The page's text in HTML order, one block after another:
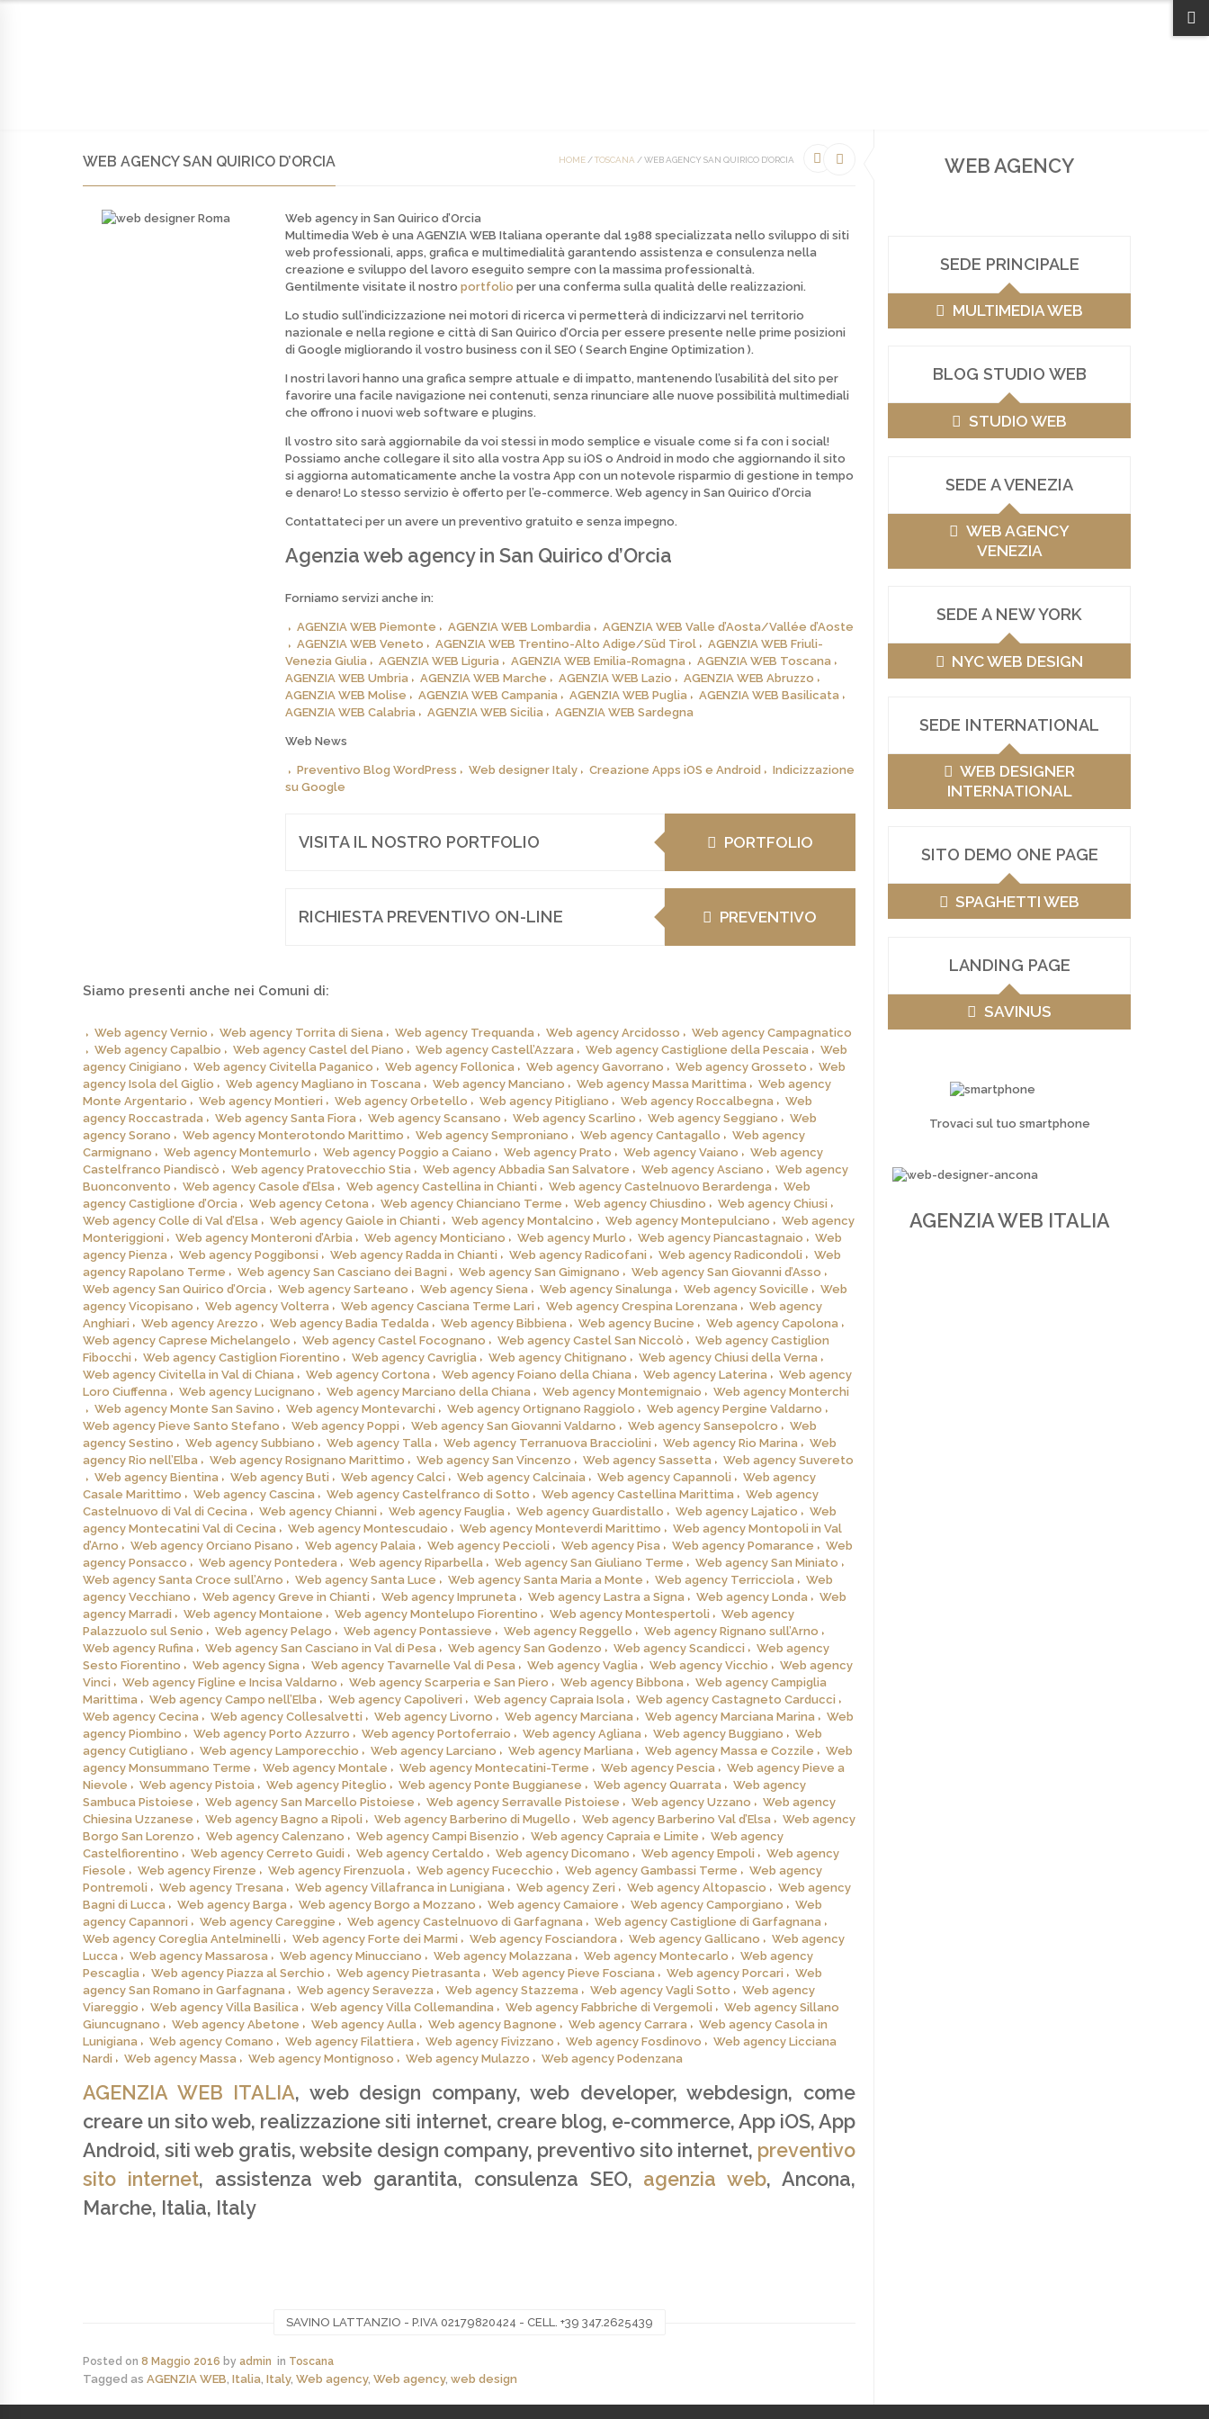
WEB AGENCY
SEDE PRINCIPALE
MULTIMEDIA WEB
BLOG STUDIO WEB
STUDIO WEB
SEDE A VENEZIA
WEB AGENCY
VENEZIA
SEDE A NEW YORK
NYC WEB DESIGN
SEDE INTERNATIONAL
WEB DESIGNER
INTERNATIONAL
SITO DEMO ONE PAGE
SPAGHETTI WEB
LANDING PAGE
SAVINUS
Trovaci sul tuo smartphone
AGENZIA WEB ITALIA
HOME /TOSCANA /WEB AGENCY SAN QUIRICO D’ORCIA
WEB AGENCY SAN QUIRICO D’ORCIA
Web agency in San Quirico d’Orcia
Multimedia Web è una AGENZIA WEB Italiana operante dal 1988 specializzata nello sviluppo di siti
web professionali, apps, grafica e multimedialità garantendo assistenza e consulenza nella
creazione e sviluppo del lavoro eseguito sempre con la massima professionaltà.
Gentilmente visitate il nostro portfolio per una conferma sulla qualità delle realizzazioni.
Lo studio sull’indicizzazione nei motori di ricerca vi permetterà di indicizzarvi nel territorio
nazionale e nella regione e città di San Quirico d’Orcia per essere presente nelle prime posizioni
di Google migliorando il vostro business con il SEO ( Search Engine Optimization ).
I nostri lavori hanno una grafica sempre attuale e di impatto, mantenendo l’usabilità del sito per
favorire una facile navigazione nei contenuti, senza rinunciare alle nuove possibilità multimediali
che offrono i nuovi web software e plugins.
Il vostro sito sarà aggiornabile da voi stessi in modo semplice e visuale come si fa con i social!
Possiamo anche collegare il sito alla vostra App su iOS o Android in modo che aggiornando il sito
si aggiorna automaticamente anche la vostra App con un notevole risparmio di gestione in tempo
e denaro! Lo stesso servizio è offerto per l’e-commerce. Web agency in San Quirico d’Orcia
Contattateci per un avere un preventivo gratuito e senza impegno.
Agenzia web agency in San Quirico d’Orcia
Forniamo servizi anche in:
AGENZIA WEB Piemonte AGENZIA WEB Lombardia
AGENZIA WEB Valle d’Aosta/Vallée d’Aoste
AGENZIA WEB Veneto
AGENZIA WEB Trentino-Alto Adige/Süd Tirol
AGENZIA WEB Friuli-
Venezia Giulia
AGENZIA WEB Liguria AGENZIA WEB Emilia-Romagna
AGENZIA WEB Toscana
AGENZIA WEB Umbria
AGENZIA WEB Marche AGENZIA WEB Lazio
AGENZIA WEB Abruzzo
AGENZIA WEB Molise
AGENZIA WEB Campania AGENZIA WEB Puglia
AGENZIA WEB Basilicata
AGENZIA WEB Calabria
AGENZIA WEB Sicilia AGENZIA WEB Sardegna
Web News
Preventivo Blog WordPress Web designer Italy Creazione Apps iOS e Android
Indicizzazione
su Google
VISITA IL NOSTRO PORTFOLIO PORTFOLIO
RICHIESTA PREVENTIVO ON-LINE PREVENTIVO
Siamo presenti anche nei Comuni di:
Web agency Vernio Web agency Torrita di Siena Web agency Trequanda Web agency Arcidosso
Web agency Campagnatico
Web agency Capalbio
Web agency Castel del Piano Web agency Castell’Azzara Web agency Castiglione della Pescaia
Web
agency Cinigiano
Web agency Civitella Paganico Web agency Follonica Web agency Gavorrano Web agency Grosseto
Web
agency Isola del Giglio
Web agency Magliano in Toscana Web agency Manciano Web agency Massa Marittima
Web agency
Monte Argentario
Web agency Montieri Web agency Orbetello Web agency Pitigliano Web agency Roccalbegna
Web
agency Roccastrada
Web agency Santa Fiora Web agency Scansano Web agency Scarlino Web agency Seggiano
Web
agency Sorano
Web agency Monterotondo Marittimo Web agency Semproniano Web agency Cantagallo
Web agency
Carmignano
Web agency Montemurlo Web agency Poggio a Caiano Web agency Prato Web agency Vaiano
Web agency
Castelfranco Piandiscò
Web agency Pratovecchio Stia Web agency Abbadia San Salvatore Web agency Asciano
Web agency
Buonconvento
Web agency Casole d’Elsa Web agency Castellina in Chianti Web agency Castelnuovo Berardenga
Web
agency Castiglione d’Orcia
Web agency Cetona Web agency Chianciano Terme Web agency Chiusdino
Web agency Chiusi
Web agency Colle di Val d’Elsa
Web agency Gaiole in Chianti Web agency Montalcino Web agency Montepulciano
Web agency
Monteriggioni
Web agency Monteroni d’Arbia Web agency Monticiano Web agency Murlo Web agency Piancastagnaio
Web
agency Pienza
Web agency Poggibonsi Web agency Radda in Chianti Web agency Radicofani Web agency Radicondoli
Web
agency Rapolano Terme
Web agency San Casciano dei Bagni Web agency San Gimignano
Web agency San Giovanni d’Asso
Web agency San Quirico d’Orcia
Web agency Sarteano Web agency Siena Web agency Sinalunga Web agency Sovicille
Web
agency Vicopisano
Web agency Volterra Web agency Casciana Terme Lari Web agency Crespina Lorenzana
Web agency
Anghiari
Web agency Arezzo Web agency Badia Tedalda Web agency Bibbiena Web agency Bucine
Web agency Capolona
Web agency Caprese Michelangelo
Web agency Castel Focognano Web agency Castel San Niccolò
Web agency Castiglion
Fibocchi
Web agency Castiglion Fiorentino Web agency Cavriglia Web agency Chitignano
Web agency Chiusi della Verna
Web agency Civitella in Val di Chiana
Web agency Cortona Web agency Foiano della Chiana Web agency Laterina
Web agency
Loro Ciuffenna
Web agency Lucignano Web agency Marciano della Chiana Web agency Montemignaio
Web agency Monterchi
Web agency Monte San Savino
Web agency Montevarchi Web agency Ortignano Raggiolo
Web agency Pergine Valdarno
Web agency Pieve Santo Stefano
Web agency Poppi Web agency San Giovanni Valdarno Web agency Sansepolcro
Web
agency Sestino
Web agency Subbiano Web agency Talla Web agency Terranuova Bracciolini Web agency Rio Marina
Web
agency Rio nell’Elba
Web agency Rosignano Marittimo Web agency San Vincenzo Web agency Sassetta
Web agency Suvereto
Web agency Bientina
Web agency Buti Web agency Calci Web agency Calcinaia Web agency Capannoli
Web agency
Casale Marittimo
Web agency Cascina Web agency Castelfranco di Sotto Web agency Castellina Marittima
Web agency
Castelnuovo di Val di Cecina
Web agency Chianni Web agency Fauglia Web agency Guardistallo Web agency Lajatico
Web
agency Montecatini Val di Cecina
Web agency Montescudaio Web agency Monteverdi Marittimo
Web agency Montopoli in Val
d’Arno
Web agency Orciano Pisano Web agency Palaia Web agency Peccioli Web agency Pisa Web agency Pomarance
Web
agency Ponsacco
Web agency Pontedera Web agency Riparbella Web agency San Giuliano Terme
Web agency San Miniato
Web agency Santa Croce sull’Arno
Web agency Santa Luce Web agency Santa Maria a Monte Web agency Terricciola
Web
agency Vecchiano
Web agency Greve in Chianti Web agency Impruneta Web agency Lastra a Signa Web agency Londa
Web
agency Marradi
Web agency Montaione Web agency Montelupo Fiorentino Web agency Montespertoli
Web agency
Palazzuolo sul Senio
Web agency Pelago Web agency Pontassieve Web agency Reggello
Web agency Rignano sull’Arno
Web agency Rufina
Web agency San Casciano in Val di Pesa Web agency San Godenzo Web agency Scandicci
Web agency
Sesto Fiorentino
Web agency Signa Web agency Tavarnelle Val di Pesa Web agency Vaglia Web agency Vicchio
Web agency
Vinci
Web agency Figline e Incisa Valdarno Web agency Scarperia e San Piero Web agency Bibbona
Web agency Campiglia
Marittima
Web agency Campo nell’Elba Web agency Capoliveri Web agency Capraia Isola
Web agency Castagneto Carducci
Web agency Cecina
Web agency Collesalvetti Web agency Livorno Web agency Marciana Web agency Marciana Marina
Web
agency Piombino
Web agency Porto Azzurro Web agency Portoferraio Web agency Agliana Web agency Buggiano
Web
agency Cutigliano
Web agency Lamporecchio Web agency Larciano Web agency Marliana Web agency Massa e Cozzile
Web
agency Monsummano Terme
Web agency Montale Web agency Montecatini-Terme Web agency Pescia
Web agency Pieve a
Nievole
Web agency Pistoia Web agency Piteglio Web agency Ponte Buggianese Web agency Quarrata
Web agency
Sambuca Pistoiese
Web agency San Marcello Pistoiese Web agency Serravalle Pistoiese Web agency Uzzano
Web agency
Chiesina Uzzanese
Web agency Bagno a Ripoli Web agency Barberino di Mugello Web agency Barberino Val d’Elsa
Web agency
Borgo San Lorenzo
Web agency Calenzano Web agency Campi Bisenzio Web agency Capraia e Limite
Web agency
Castelfiorentino
Web agency Cerreto Guidi Web agency Certaldo Web agency Dicomano Web agency Empoli
Web agency
Fiesole
Web agency Firenze Web agency Firenzuola Web agency Fucecchio Web agency Gambassi Terme
Web agency
Pontremoli
Web agency Tresana Web agency Villafranca in Lunigiana Web agency Zeri Web agency Altopascio
Web agency
Bagni di Lucca
Web agency Barga Web agency Borgo a Mozzano Web agency Camaiore Web agency Camporgiano
Web
agency Capannori
Web agency Careggine Web agency Castelnuovo di Garfagnana
Web agency Castiglione di Garfagnana
Web agency Coreglia Antelminelli
Web agency Forte dei Marmi Web agency Fosciandora Web agency Gallicano
Web agency
Lucca
Web agency Massarosa Web agency Minucciano Web agency Molazzana Web agency Montecarlo
Web agency
Pescaglia
Web agency Piazza al Serchio Web agency Pietrasanta Web agency Pieve Fosciana Web agency Porcari
Web
agency San Romano in Garfagnana
Web agency Seravezza Web agency Stazzema Web agency Vagli Sotto
Web agency
Viareggio
Web agency Villa Basilica Web agency Villa Collemandina Web agency Fabbriche di Vergemoli
Web agency Sillano
Giuncugnano
Web agency Abetone Web agency Aulla Web agency Bagnone Web agency Carrara
Web agency Casola in
Lunigiana
Web agency Comano Web agency Filattiera Web agency Fivizzano Web agency Fosdinovo
Web agency Licciana
Nardi
Web agency Massa Web agency Montignoso Web agency Mulazzo Web agency Podenzana
AGENZIA WEB ITALIA, web design company, web developer, webdesign, come
creare un sito web, realizzazione siti internet, creare blog, e-commerce, App iOS, App
Android, siti web gratis, website design company, preventivo sito internet, preventivo
sito internet, assistenza web garantita, consulenza SEO, agenzia web, Ancona,
Marche, Italia, Italy
SAVINO LATTANZIO - P.IVA 02179820424 - CELL. +39 347.2625439
Posted on 8 Maggio 2016 by admin in Toscana
Tagged as AGENZIA WEB, Italia, Italy, Web agency, Web agency, web design